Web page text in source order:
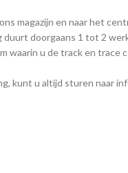
magazijn en naar het
duurt doorgaans 1 tot 2
waarin u de track en trace
kunt u altijd sturen naar